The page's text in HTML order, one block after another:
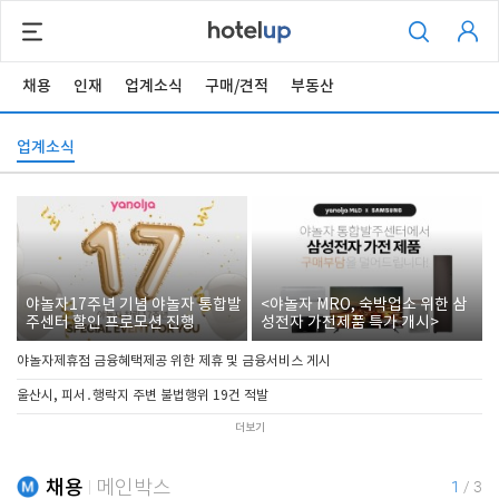
채용 인재 업계소식 구매/견적 부동산
업계소식
야놀자17주년 기념 야놀자 통합발
주센터 할인 프로모션 진행
<야놀자 MRO, 숙박업소 위한 삼
성전자 가전제품 특가 개시>
야놀자제휴점 금융혜택제공 위한 제휴 및 금융서비스 게시
울산시, 피서․행락지 주변 불법행위 19건 적발
더보기
채용 메인박스 1 / 3